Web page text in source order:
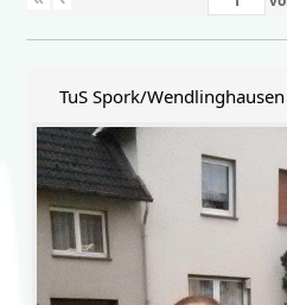
TuS Spork/